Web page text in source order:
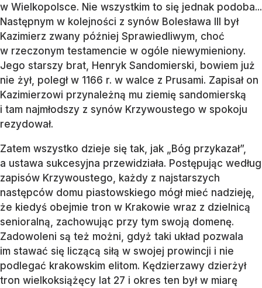
w Wielkopolsce. Nie wszystkim to się jednak podoba...
Następnym w kolejności z synów Bolesława III był
Kazimierz zwany później Sprawiedliwym, choć
w rzeczonym testamencie w ogóle niewymieniony.
Jego starszy brat, Henryk Sandomierski, bowiem już
nie żył, poległ w 1166 r. w walce z Prusami. Zapisał on
Kazimierzowi przynależną mu ziemię sandomierską
i tam najmłodszy z synów Krzywoustego w spokoju
rezydował.
Zatem wszystko dzieje się tak, jak „Bóg przykazał”,
a ustawa sukcesyjna przewidziała. Postępując według
zapisów Krzywoustego, każdy z najstarszych
następców domu piastowskiego mógł mieć nadzieję,
że kiedyś obejmie tron w Krakowie wraz z dzielnicą
senioralną, zachowując przy tym swoją domenę.
Zadowoleni są też możni, gdyż taki układ pozwala
im stawać się liczącą siłą w swojej prowincji i nie
podlegać krakowskim elitom. Kędzierzawy dzierżył
tron wielkoksiążęcy lat 27 i okres ten był w miarę